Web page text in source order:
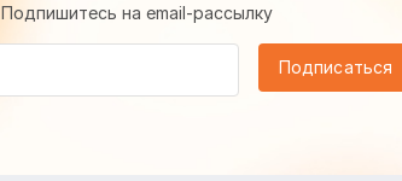
Подпишитесь на email-рассылку
Подписаться